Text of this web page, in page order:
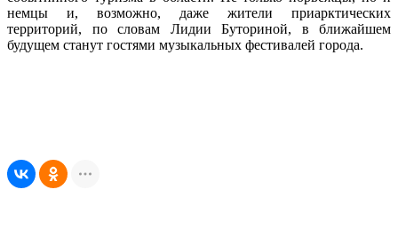
немцы и, возможно, даже жители приарктических
территорий, по словам Лидии Буториной, в ближайшем
будущем станут гостями музыкальных фестивалей города.